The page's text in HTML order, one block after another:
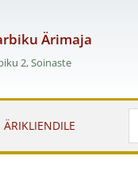
Ärimaja
2, Soinaste
ÄRIKLIENDILE